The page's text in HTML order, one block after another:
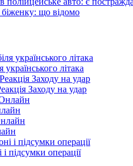
що відомо
літака
Заходу на удар
підсумки операції